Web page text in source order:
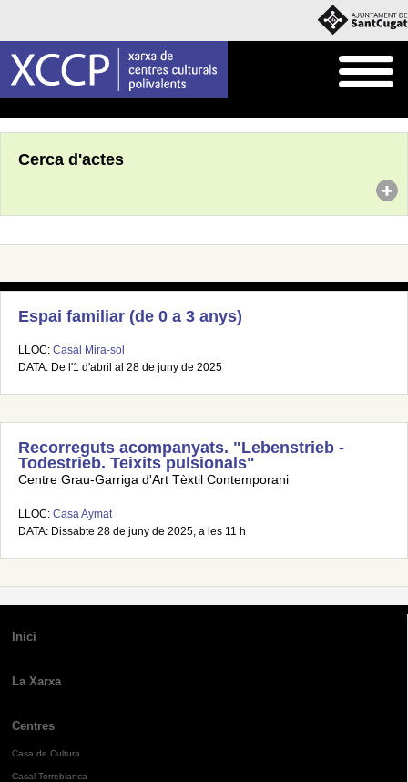
Cerca d'actes
Espai familiar (de 0 a 3 anys)
LLOC: Casal Mira-sol
DATA: De l'1 d'abril al 28 de juny de 2025
Recorreguts acompanyats. "Lebenstrieb -
Todestrieb. Teixits pulsionals"
Centre Grau-Garriga d'Art Tèxtil Contemporani
LLOC: Casa Aymat
DATA: Dissabte 28 de juny de 2025, a les 11 h
Inici
La Xarxa
Centres
Casa de Cultura
Casal Torreblanca